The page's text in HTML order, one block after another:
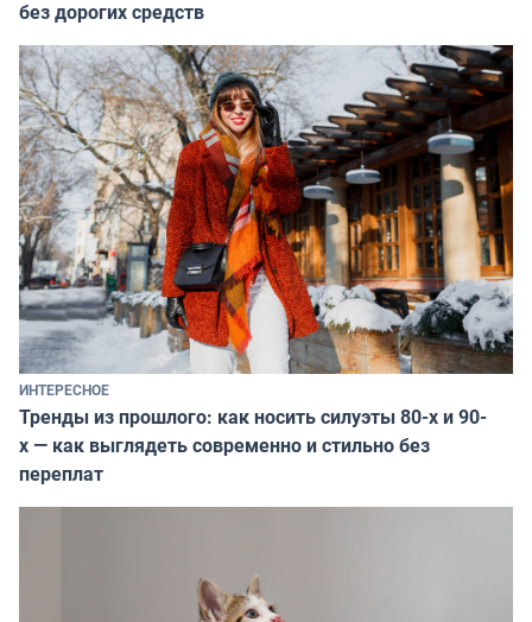
без дорогих средств
ИНТЕРЕСНОЕ
Тренды из прошлого: как носить силуэты 80-х и 90-
х — как выглядеть современно и стильно без
переплат